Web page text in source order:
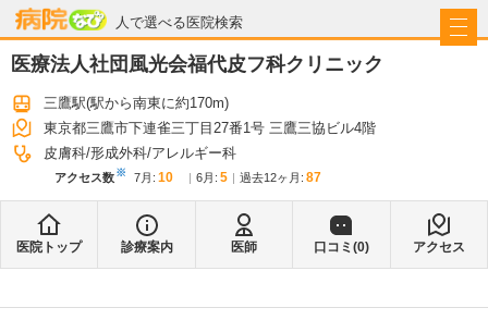
人で選べる医院検索
病院なび
医療法人社団風光会福代皮フ科クリニック
三鷹駅(駅から南東に約170m)
東京都三鷹市下連雀三丁目27番1号 三鷹三協ビル4階
皮膚科 形成外科 アレルギー科
アクセス数※ 7月 : 10 6月 : 5 過去12ヶ月: 87
医院トップ 診療案内 医師 口コミ(0) アクセス